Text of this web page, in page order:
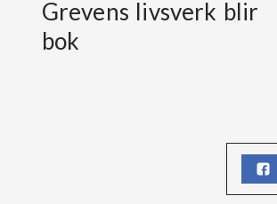
Grevens livsverk blir
bok